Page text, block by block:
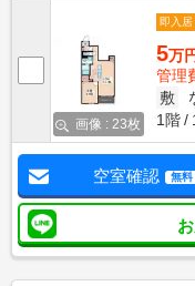
画像 : 23枚
即入居
5万
管理
敷
1階
空室確認 無料